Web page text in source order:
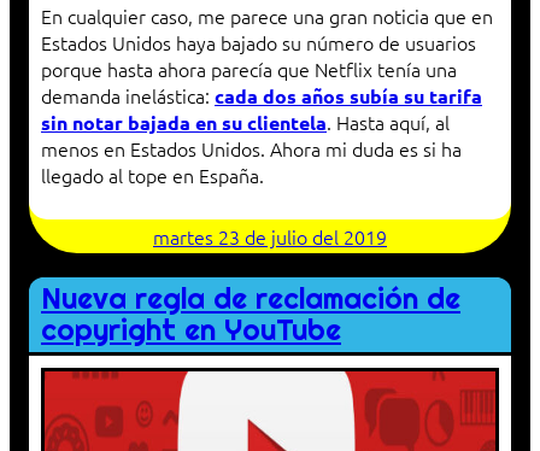
En cualquier caso, me parece una gran noticia que en
Estados Unidos haya bajado su número de usuarios
porque hasta ahora parecía que Netflix tenía una
demanda inelástica: cada dos años subía su tarifa
sin notar bajada en su clientela. Hasta aquí, al
menos en Estados Unidos. Ahora mi duda es si ha
llegado al tope en España.
martes 23 de julio del 2019
Nueva regla de reclamación de
copyright en YouTube